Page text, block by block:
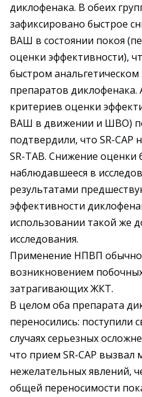
диклофенака. В обеих
зафиксировано быстрое
ВАШ в состоянии покоя
оценки эффективности),
быстром
препаратов
критериев оценки
ВАШ в движении и ШВО)
подтвердили, что SR-CAP
SR-ТAВ. Снижение
наблюдавшееся в
результатами
эффективности
использовании такой же
исследования.
Применение НПВП обычно
возникновением
затрагивающих ЖКТ.
В целом оба препарата
переносились: поступили
случаях серьезных
что прием SR-CAP вызвал
нежелательных явлений,
общей переносимости